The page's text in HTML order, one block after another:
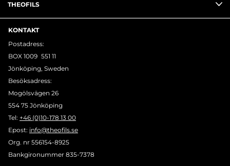
THEOFILS
KONTAKT
Postadress:
BOX 1009 551 11
Jönköping, Sweden
Besöksadress:
Mogölsvägen 26
554 75 Jönköping
Tel: +46 (0)10-178 13 00
Epost: info@theofils.se
Org. nr 556154-8925
Bankgironummer 835-7378